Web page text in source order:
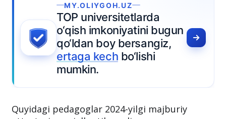
MY.OLIYGOH.UZ
TOP universitetlarda
o‘qish imkoniyatini bugun
qo‘ldan boy bersangiz,
ertaga kech bo‘lishi
mumkin.